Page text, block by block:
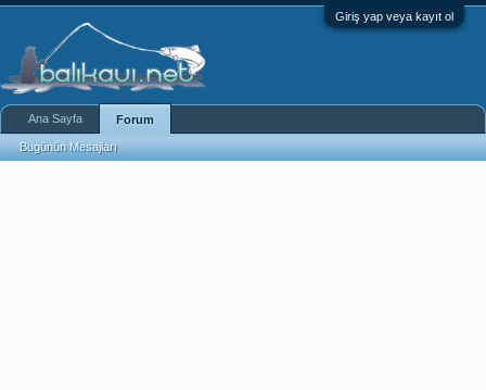
Giriş yap veya kayıt ol
Ana Sayfa Forum
Bugünün Mesajları